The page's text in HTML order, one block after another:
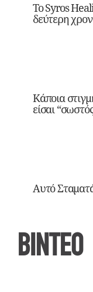
Το Syros
δεύτερη
Κάποια
είσαι
Αυτό
ΒΙΝΤΕΟ